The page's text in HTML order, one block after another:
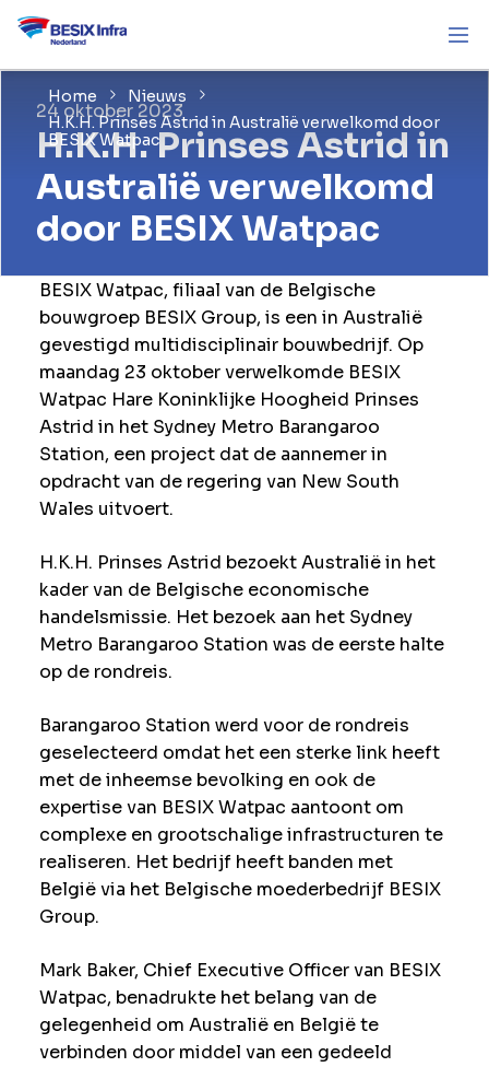
Home
Nieuws
H.K.H. Prinses Astrid in Australië verwelkomd door
BESIX Watpac
24 oktober 2023
H.K.H. Prinses Astrid in
Australië verwelkomd
door BESIX Watpac
BESIX Watpac, filiaal van de Belgische
bouwgroep BESIX Group, is een in Australië
gevestigd multidisciplinair bouwbedrijf. Op
maandag 23 oktober verwelkomde BESIX
Watpac Hare Koninklijke Hoogheid Prinses
Astrid in het Sydney Metro Barangaroo
Station, een project dat de aannemer in
opdracht van de regering van New South
Wales uitvoert.
H.K.H. Prinses Astrid bezoekt Australië in het
kader van de Belgische economische
handelsmissie. Het bezoek aan het Sydney
Metro Barangaroo Station was de eerste halte
op de rondreis.
Barangaroo Station werd voor de rondreis
geselecteerd omdat het een sterke link heeft
met de inheemse bevolking en ook de
expertise van BESIX Watpac aantoont om
complexe en grootschalige infrastructuren te
realiseren. Het bedrijf heeft banden met
België via het Belgische moederbedrijf BESIX
Group.
Mark Baker, Chief Executive Officer van BESIX
Watpac, benadrukte het belang van de
gelegenheid om Australië en België te
verbinden door middel van een gedeeld